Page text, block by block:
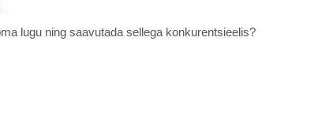
lugu ning saavutada sellega konkurentsieelis?